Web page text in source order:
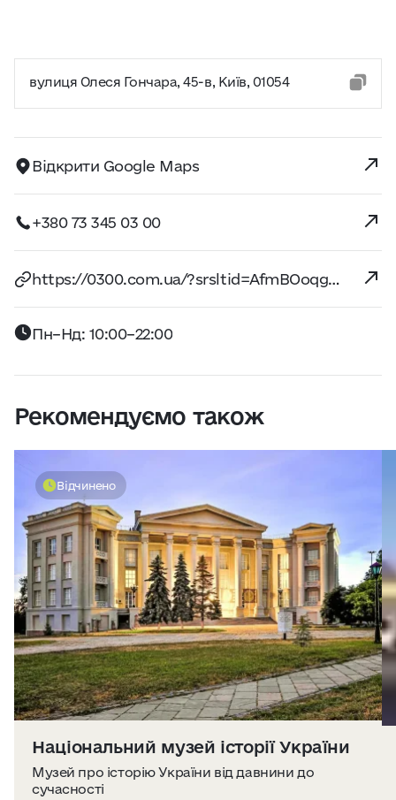
вулиця Олеся Гончара, 45-в, Київ, 01054
Відкрити Google Maps
+380 73 345 03 00
https://0300.com.ua/?srsltid=AfmBOoqg6kja8_MmnlHfwrb8FXDCM8h1M2O2hB3O6TOcHiV2NZkAj6vy
Пн–Нд: 10:00–22:00
Рекомендуємо також
Відчинено
Національний музей історії України
Музей про історію України від давнини до
сучасності